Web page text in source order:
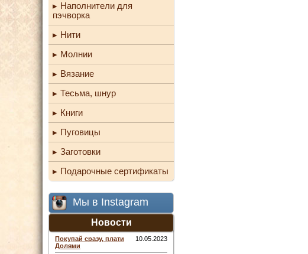
Наполнители для
пэчворка
Нити
Молнии
Вязание
Тесьма, шнур
Книги
Пуговицы
Заготовки
Подарочные сертификаты
Мы в Instagram
Новости
Покупай сразу, плати
Долями
10.05.2023